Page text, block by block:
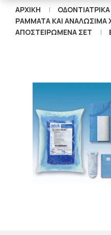
ΑΡΧΙΚΉ
ΟΔΟΝΤΙΑΤΡΙΚΑ
ΡΑΜΜΑΤΑ ΚΑΙ ΑΝΑΛΩΣΙΜΑ
ΑΠΟΣΤΕΙΡΩΜΈΝΑ ΣΕΤ